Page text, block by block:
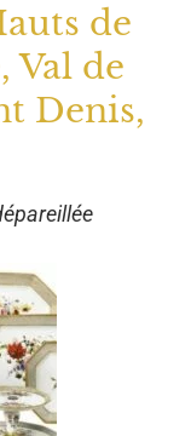
de
Val de
Denis,